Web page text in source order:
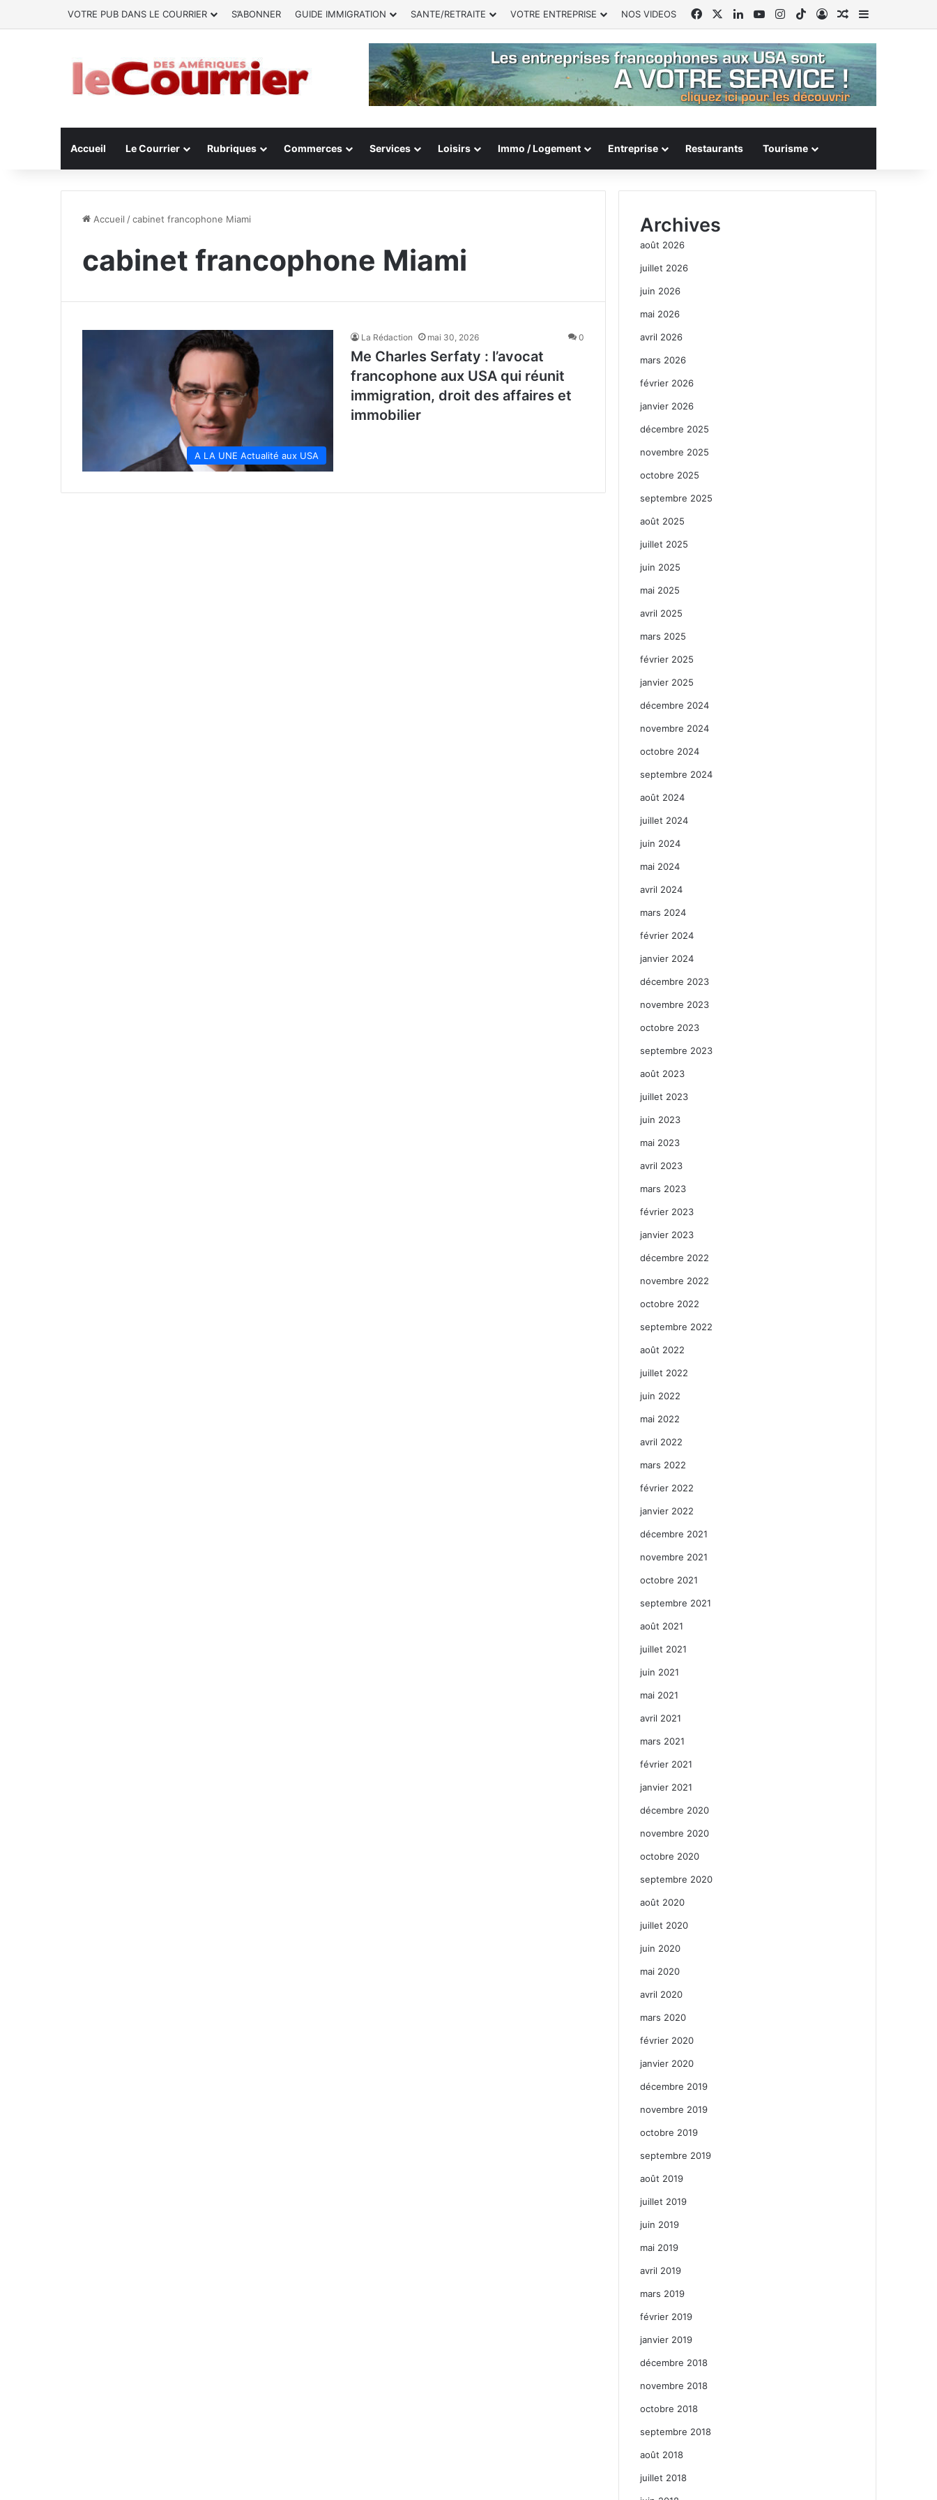
VOTRE PUB DANS LE COURRIER S’ABONNER GUIDE IMMIGRATION SANTE/RETRAITE VOTRE ENTREPRISE NOS VIDEOS FacebookLinkedinYouTubeInstagram
TikTokConnexion
Article Aléatoire
Sidebar
Accueil Le Courrier Rubriques Commerces Services Loisirs Immo / Logement Entreprise Restaurants Tourisme
Accueil /cabinet francophone Miami
cabinet francophone Miami
A LA UNE Actualité aux USA
La Rédaction mai 30, 2026 0
Me Charles Serfaty : l’avocat
francophone aux USA qui réunit
immigration, droit des affaires et
immobilier
Archives
août 2026
juillet 2026
juin 2026
mai 2026
avril 2026
mars 2026
février 2026
janvier 2026
décembre 2025
novembre 2025
octobre 2025
septembre 2025
août 2025
juillet 2025
juin 2025
mai 2025
avril 2025
mars 2025
février 2025
janvier 2025
décembre 2024
novembre 2024
octobre 2024
septembre 2024
août 2024
juillet 2024
juin 2024
mai 2024
avril 2024
mars 2024
février 2024
janvier 2024
décembre 2023
novembre 2023
octobre 2023
septembre 2023
août 2023
juillet 2023
juin 2023
mai 2023
avril 2023
mars 2023
février 2023
janvier 2023
décembre 2022
novembre 2022
octobre 2022
septembre 2022
août 2022
juillet 2022
juin 2022
mai 2022
avril 2022
mars 2022
février 2022
janvier 2022
décembre 2021
novembre 2021
octobre 2021
septembre 2021
août 2021
juillet 2021
juin 2021
mai 2021
avril 2021
mars 2021
février 2021
janvier 2021
décembre 2020
novembre 2020
octobre 2020
septembre 2020
août 2020
juillet 2020
juin 2020
mai 2020
avril 2020
mars 2020
février 2020
janvier 2020
décembre 2019
novembre 2019
octobre 2019
septembre 2019
août 2019
juillet 2019
juin 2019
mai 2019
avril 2019
mars 2019
février 2019
janvier 2019
décembre 2018
novembre 2018
octobre 2018
septembre 2018
août 2018
juillet 2018